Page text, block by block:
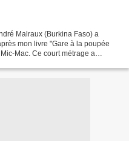
Malraux (Burkina Faso) a
mon livre "Gare à la poupée
Mac. Ce court métrage a